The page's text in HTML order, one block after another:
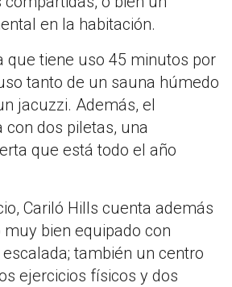
en la habitación.
que tiene uso 45 minutos por
tanto de un sauna húmedo
jacuzzi. Además, el
dos piletas, una
que está todo el año
Cariló Hills cuenta además
bien equipado con
también un centro
ejercicios físicos y dos